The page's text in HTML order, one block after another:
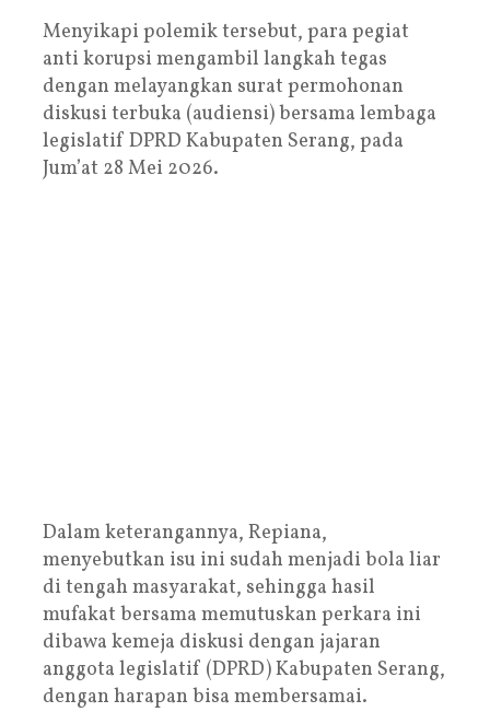
Menyikapi polemik tersebut, para pegiat
anti korupsi mengambil langkah tegas
dengan melayangkan surat permohonan
diskusi terbuka (audiensi) bersama lembaga
legislatif DPRD Kabupaten Serang, pada
Jum’at 28 Mei 2026.
Dalam keterangannya, Repiana,
menyebutkan isu ini sudah menjadi bola liar
di tengah masyarakat, sehingga hasil
mufakat bersama memutuskan perkara ini
dibawa kemeja diskusi dengan jajaran
anggota legislatif (DPRD) Kabupaten Serang,
dengan harapan bisa membersamai.